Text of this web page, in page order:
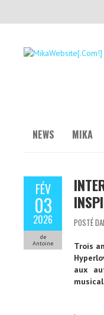
NEWS MIKA
FÉV
03
2026
de
Antoine
POSTÉ
Trois
aux